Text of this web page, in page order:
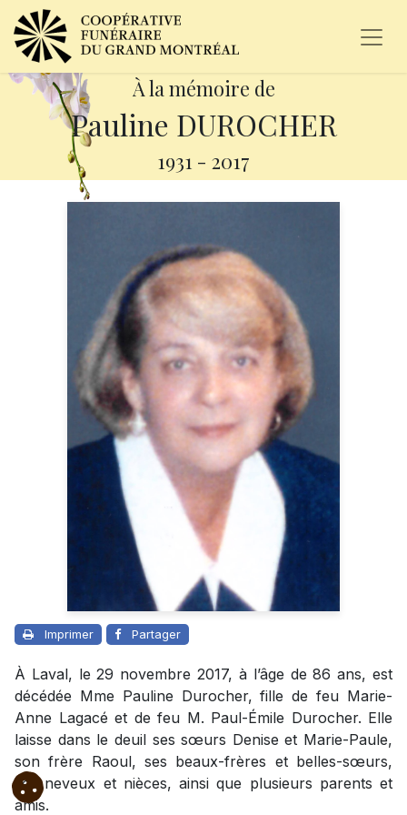
À la mémoire de
Pauline DUROCHER
1931 - 2017
Imprimer Partager
À Laval, le 29 novembre 2017, à l’âge de 86 ans, est
décédée Mme Pauline Durocher, fille de feu Marie-
Anne Lagacé et de feu M. Paul-Émile Durocher. Elle
laisse dans le deuil ses sœurs Denise et Marie-Paule,
son frère Raoul, ses beaux-frères et belles-sœurs,
ses neveux et nièces, ainsi que plusieurs parents et
amis.